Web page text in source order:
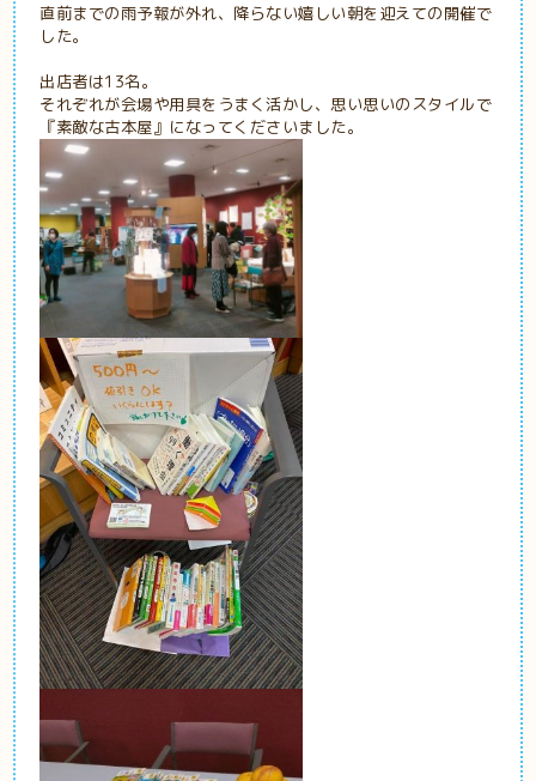
直前までの雨予報が外れ、降らない嬉しい朝を迎えての開催で
した。
出店者は13名。
それぞれが会場や用具をうまく活かし、思い思いのスタイルで
『素敵な古本屋』になってくださいました。